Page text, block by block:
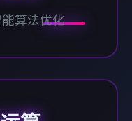
算法优化